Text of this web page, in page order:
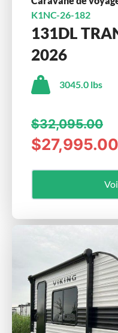
K1NC-26-182
131DL
2026
3045.0 lbs
$32,095.00
$27,995.00